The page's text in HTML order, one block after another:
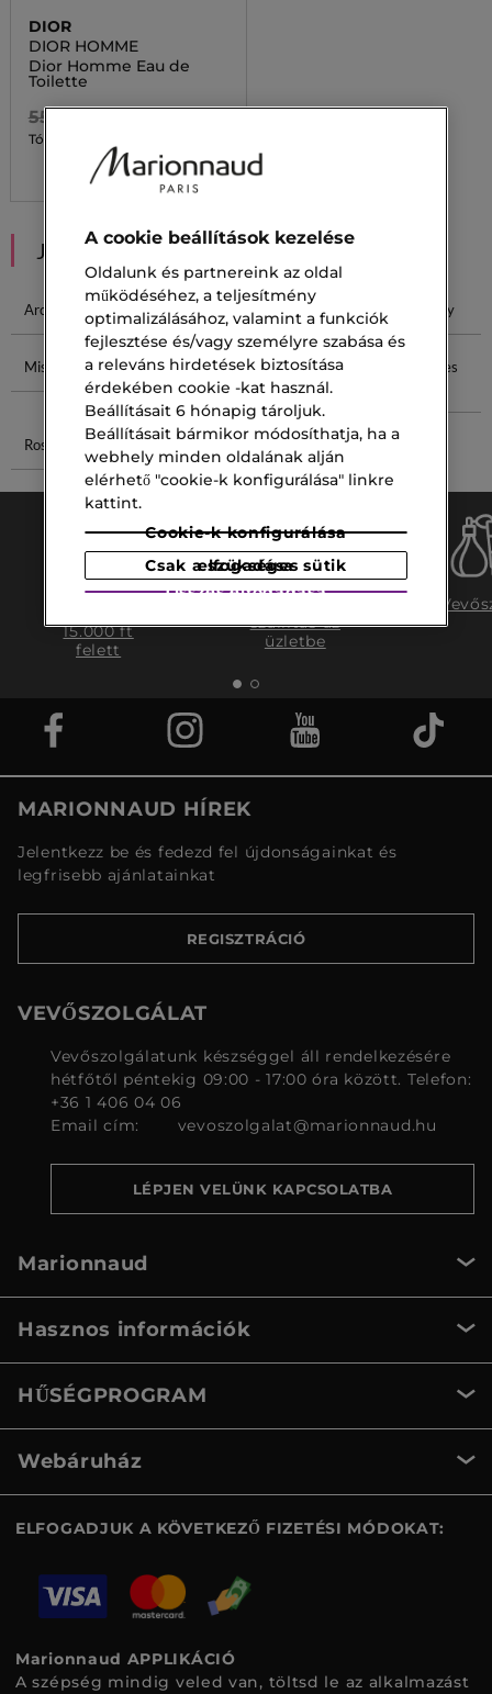
DIOR
DIOR HOMME
Dior Homme Eau de
Toilette
55 800,00 Ft
Tól
3 kiszerelésben
JAVASOLT NEKED
Arc Spray Rituals Spray SPF Spray Smink Spray
Mist Spray Fino Maszk Javító Szérum
Természetes
Rose Blush Alien Intense
Ingyenes
15.000 ft
felett
szállítás az
üzletbe
MARIONNAUD HÍREK
Jelentkezz be és fedezd fel újdonságainkat és
legfrisebb ajánlatainkat
REGISZTRÁCIÓ
VEVŐSZOLGÁLAT
Vevőszolgálatunk készséggel áll rendelkezésére
hétfőtől péntekig 09:00 - 17:00 óra között. Telefon:
+36 1 406 04 06
Email cím:
vevoszolgalat@marionnaud.hu
LÉPJEN VELÜNK KAPCSOLATBA
Marionnaud
Hasznos információk
HŰSÉGPROGRAM
Webáruház
ELFOGADJUK A KÖVETKEZŐ FIZETÉSI MÓDOKAT:
Marionnaud APPLIKÁCIÓ
A szépség mindig veled van, töltsd le az alkalmazást
A cookie beállítások kezelése
Oldalunk és partnereink az oldal
működéséhez, a teljesítmény
optimalizálásához, valamint a funkciók
fejlesztése és/vagy személyre szabása és
a releváns hirdetések biztosítása
érdekében cookie -kat használ.
Beállításait 6 hónapig tároljuk.
Beállításait bármikor módosíthatja, ha a
webhely minden oldalának alján
elérhető "cookie-k konfigurálása" linkre
kattint.
Cookie-k konfigurálása
Csak a szükséges sütik elfogadása
Összes elfogadása